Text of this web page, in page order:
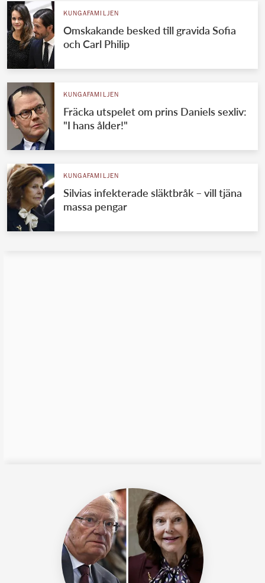
KUNGAFAMILJEN
Omskakande besked till gravida Sofia
och Carl Philip
KUNGAFAMILJEN
Fräcka utspelet om prins Daniels sexliv:
"I hans ålder!"
KUNGAFAMILJEN
Silvias infekterade släktbråk – vill tjäna
massa pengar